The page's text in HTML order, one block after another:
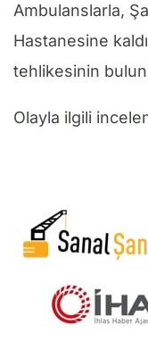
Ambulanslarla,
Hastanesine
tehlikesinin
Olayla ilgili